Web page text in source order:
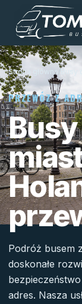
Przejdź do treści
Strona główna /
PRZEWÓZ Z
Podróż busem
doskonałe
adres. Nasza